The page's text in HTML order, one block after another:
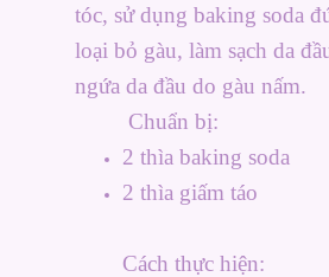
tóc, sử dụng baking soda
loại bỏ gàu, làm sạch da
ngứa da đầu do gàu nấm.
Chuẩn bị:
2 thìa baking soda
2 thìa giấm táo
Cách thực hiện: